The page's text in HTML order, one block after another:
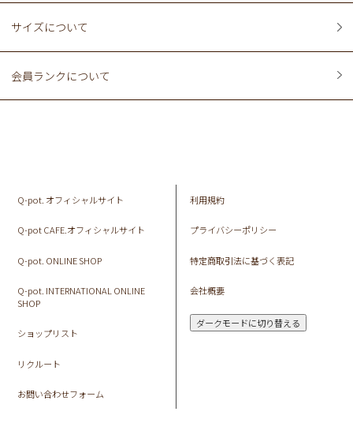
サイズについて
会員ランクについて
Q-pot. オフィシャルサイト
Q-pot CAFE.オフィシャルサイト
Q-pot. ONLINE SHOP
Q-pot. INTERNATIONAL ONLINE
SHOP
ショップリスト
リクルート
お問い合わせフォーム
利用規約
プライバシーポリシー
特定商取引法に基づく表記
会社概要
ダークモードに切り替える